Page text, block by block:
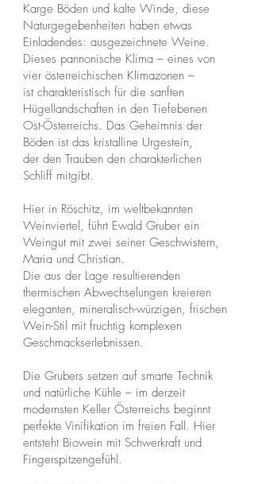
Karge Böden und kalte Winde, diese
Naturgegebenheiten haben etwas
Einladendes: ausgezeichnete Weine.
Dieses pannonische Klima – eines von
vier österreichischen Klimazonen –
ist charakteristisch für die sanften
Hügellandschaften in den Tiefebenen
Ost-Österreichs. Das Geheimnis der
Böden ist das kristalline Urgestein,
der den Trauben den charakterlichen
Schliff mitgibt.
Hier in Röschitz, im weltbekannten
Weinviertel, führt Ewald Gruber ein
Weingut mit zwei seiner Geschwistern,
Maria und Christian.
Die aus der Lage resultierenden
thermischen Abwechselungen kreieren
eleganten, mineralisch-würzigen, frischen
Wein-Stil mit fruchtig komplexen
Geschmackserlebnissen.
Die Grubers setzen auf smarte Technik
und natürliche Kühle – im derzeit
modernsten Keller Österreichs beginnt
perfekte Vinifikation im freien Fall. Hier
entsteht Biowein mit Schwerkraft und
Fingerspitzengefühl.